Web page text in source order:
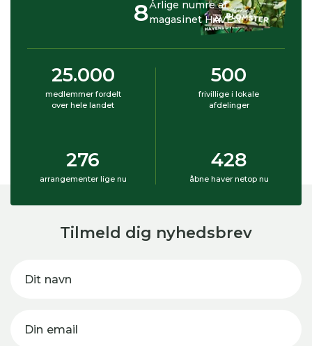
Årlige numre af
magasinet HAVEN
8
25.000
medlemmer fordelt
over hele landet
500
frivillige i lokale
afdelinger
276
arrangementer lige nu
428
åbne haver netop nu
Tilmeld dig nyhedsbrev
Dit navn
Din email